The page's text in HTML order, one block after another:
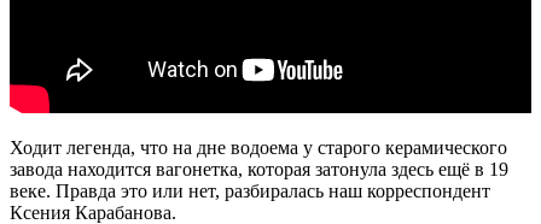
Ходит легенда, что на дне водоема у старого керамического
завода находится вагонетка, которая затонула здесь ещё в 19
веке. Правда это или нет, разбиралась наш корреспондент
Ксения Карабанова.